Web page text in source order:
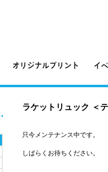
オリジナルプリント イ
ラケットリュック ＜
只今メンテナンス中です。
しばらくお待ちください。